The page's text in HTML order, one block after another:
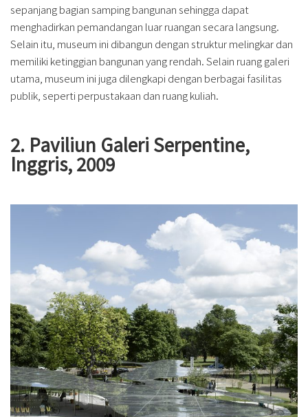
sepanjang bagian samping bangunan sehingga dapat
menghadirkan pemandangan luar ruangan secara langsung.
Selain itu, museum ini dibangun dengan struktur melingkar dan
memiliki ketinggian bangunan yang rendah. Selain ruang galeri
utama, museum ini juga dilengkapi dengan berbagai fasilitas
publik, seperti perpustakaan dan ruang kuliah.
2. Paviliun Galeri Serpentine,
Inggris, 2009